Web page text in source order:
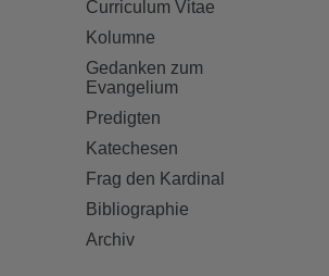
Curriculum Vitae
Kolumne
Gedanken zum
Evangelium
Predigten
Katechesen
Frag den Kardinal
Bibliographie
Archiv